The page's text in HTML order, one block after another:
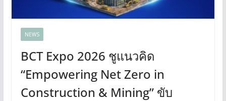
NEWS
BCT Expo 2026 ชูแนวคิด
“Empowering Net Zero in
Construction & Mining” ขับ